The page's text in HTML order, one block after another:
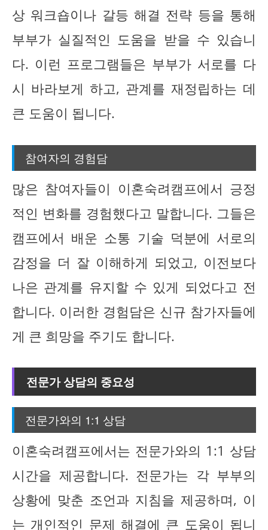
상 워크숍이나 갈등 해결 전략 등을 통해
부부가 실질적인 도움을 받을 수 있습니
다. 이런 프로그램들은 부부가 서로를 다
시 바라보게 하고, 관계를 재정립하는 데
큰 도움이 됩니다.
참여자의 경험담
많은 참여자들이 이혼숙려캠프에서 긍정
적인 변화를 경험했다고 말합니다. 그들은
캠프에서 배운 소통 기술 덕분에 서로의
감정을 더 잘 이해하게 되었고, 이전보다
나은 관계를 유지할 수 있게 되었다고 전
합니다. 이러한 경험담은 신규 참가자들에
게 큰 희망을 주기도 합니다.
전문가 상담의 중요성
전문가와의 1:1 상담
이혼숙려캠프에서는 전문가와의 1:1 상담
시간을 제공합니다. 전문가는 각 부부의
상황에 맞춘 조언과 지침을 제공하며, 이
는 개인적인 문제 해결에 큰 도움이 됩니